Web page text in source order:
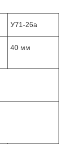
У71-26а
40 мм